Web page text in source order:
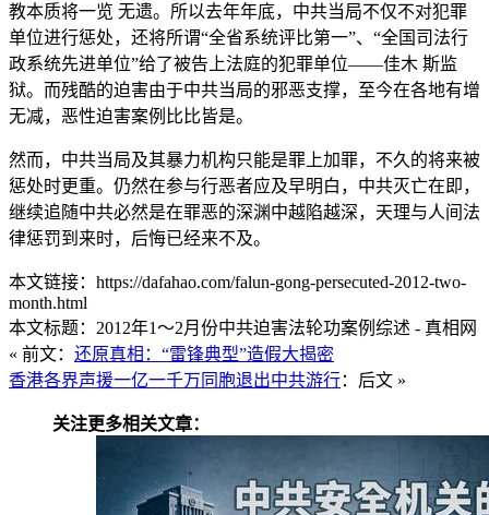
教本质将一览 无遗。所以去年年底，中共当局不仅不对犯罪
单位进行惩处，还将所谓“全省系统评比第一”、“全国司法行
政系统先进单位”给了被告上法庭的犯罪单位——佳木 斯监
狱。而残酷的迫害由于中共当局的邪恶支撑，至今在各地有增
无减，恶性迫害案例比比皆是。
然而，中共当局及其暴力机构只能是罪上加罪，不久的将来被
惩处时更重。仍然在参与行恶者应及早明白，中共灭亡在即，
继续追随中共必然是在罪恶的深渊中越陷越深，天理与人间法
律惩罚到来时，后悔已经来不及。
本文链接：https://dafahao.com/falun-gong-persecuted-2012-two-
month.html
本文标题：2012年1～2月份中共迫害法轮功案例综述 - 真相网
« 前文： 还原真相：“雷锋典型”造假大揭密
香港各界声援一亿一千万同胞退出中共游行：后文 »
关注更多相关文章：